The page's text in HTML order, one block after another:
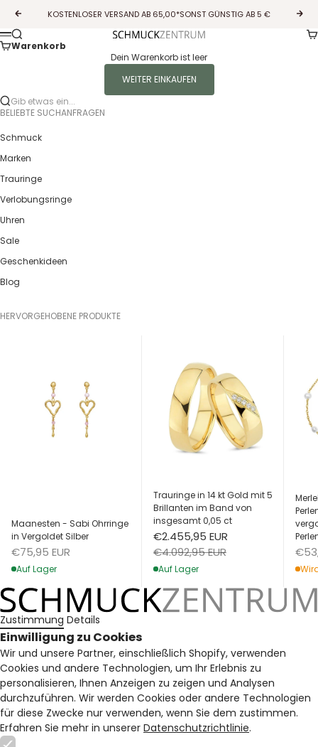
Zurück
KOSTENLOSER VERSAND AB 65,00*SONST GÜNSTIG AB 5 €
Vor
Guldcenter
Menü
Suche
Warenkorb
Dein Warenkorb ist leer
WEITER EINKAUFEN
Gib etwas ein...
BELIEBTE SUCHANFRAGEN
Schmuck
Marken
Trauringe
Verlobungsringe
Uhren
Sale
Geschenkideen
Blog
HERVORGEHOBENE PRODUKTE
Maanesten - Sabi Ohrringe
in Vergoldet Silber
Angebot
€75,95 EUR
Auf Lager
Trauringe in 14 kt Gold mit 5
Brillanten im Band von
insgesamt 0,05 ct
Angebot
€2.455,95 EUR
Regulärer Preis
€4.092,95 EUR
Auf Lager
Zustimmung Details
Einwilligung zu Cookies
Wir und unsere Partner, einschließlich Shopify, verwenden
Cookies und andere Technologien, um Ihr Erlebnis zu
personalisieren, Ihnen Anzeigen zu zeigen und Analysen
durchzuführen. Wir werden Cookies oder andere Technologien
für diese Zwecke nur verwenden, wenn Sie dem zustimmen.
Erfahren Sie mehr in unserer Datenschutzrichtlinie.